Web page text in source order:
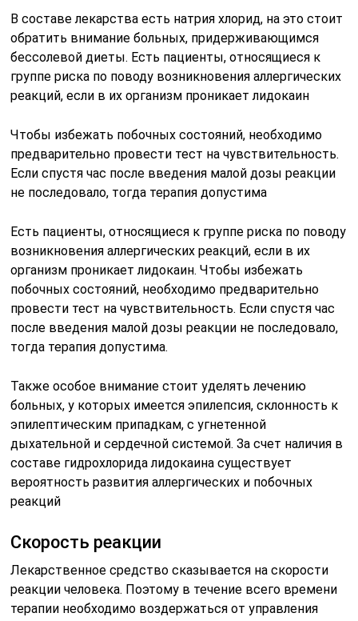
В составе лекарства есть натрия хлорид, на это стоит
обратить внимание больных, придерживающимся
бессолевой диеты. Есть пациенты, относящиеся к
группе риска по поводу возникновения аллергических
реакций, если в их организм проникает лидокаин
Чтобы избежать побочных состояний, необходимо
предварительно провести тест на чувствительность.
Если спустя час после введения малой дозы реакции
не последовало, тогда терапия допустима
Есть пациенты, относящиеся к группе риска по поводу
возникновения аллергических реакций, если в их
организм проникает лидокаин. Чтобы избежать
побочных состояний, необходимо предварительно
провести тест на чувствительность. Если спустя час
после введения малой дозы реакции не последовало,
тогда терапия допустима.
Также особое внимание стоит уделять лечению
больных, у которых имеется эпилепсия, склонность к
эпилептическим припадкам, с угнетенной
дыхательной и сердечной системой. За счет наличия в
составе гидрохлорида лидокаина существует
вероятность развития аллергических и побочных
реакций
Скорость реакции
Лекарственное средство сказывается на скорости
реакции человека. Поэтому в течение всего времени
терапии необходимо воздержаться от управления